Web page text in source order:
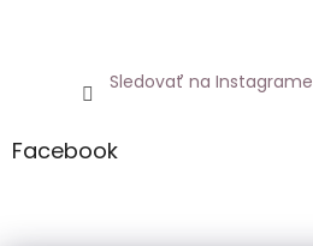
Sledovať na Instagrame
Facebook